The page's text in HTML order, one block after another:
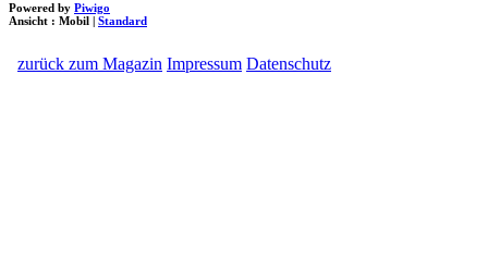
Powered by Piwigo
Ansicht : Mobil Standard
zurück zum Magazin Impressum Datenschutz